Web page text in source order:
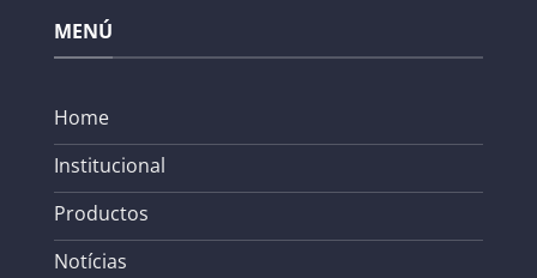
MENÚ
Home
Institucional
Productos
Notícias